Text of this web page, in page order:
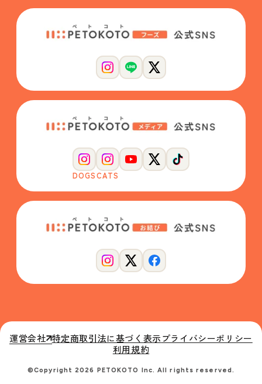
DOGSCATS
運営会社 特定商取引法に基づく表示プライバシーポリシー
利用規約
©Copyright 2026 PETOKOTO Inc. All rights reserved.